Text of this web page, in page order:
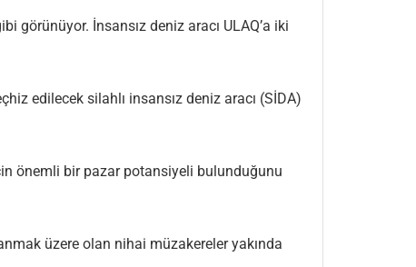
görünüyor. İnsansız deniz aracı ULAQ’a iki
edilecek silahlı insansız deniz aracı (SİDA)
önemli bir pazar potansiyeli bulunduğunu
üzere olan nihai müzakereler yakında